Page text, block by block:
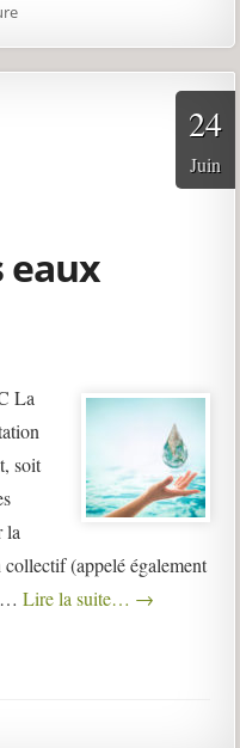
24
Juin
La
soit
la
collectif (appelé également
…Lire la suite… →